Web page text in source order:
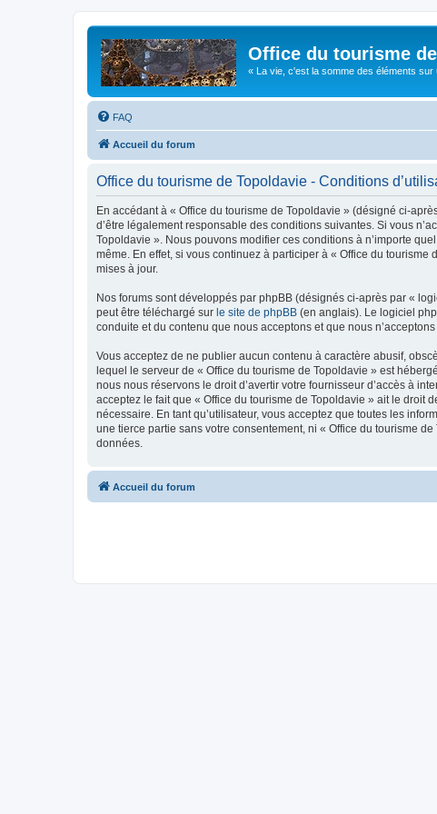
Office du tourisme
« La vie, c'est la somme des éléments
FAQ
Accueil du forum
Office du tourisme de Topoldavie - Conditions
En accédant à « Office du tourisme de Topoldavie » (désigné ci-
d’être légalement responsable des conditions suivantes. Si vous
Topoldavie ». Nous pouvons modifier ces conditions à n’importe
même. En effet, si vous continuez à participer à « Office du
mises à jour.
Nos forums sont développés par phpBB (désignés ci-après par «
peut être téléchargé sur le site de phpBB (en anglais). Le logiciel
conduite et du contenu que nous acceptons et que nous
Vous acceptez de ne publier aucun contenu à caractère abusif,
lequel le serveur de « Office du tourisme de Topoldavie » est
nous nous réservons le droit d’avertir votre fournisseur d’accès à
acceptez le fait que « Office du tourisme de Topoldavie » ait le droit
nécessaire. En tant qu’utilisateur, vous acceptez que toutes les
une tierce partie sans votre consentement, ni « Office du tourisme
données.
Accueil du forum